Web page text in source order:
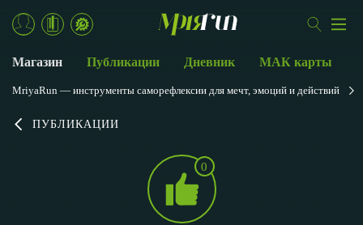
ПУБЛИКАЦИИ
0
Магазин Публикации Дневник МАК карты
MriyaRun — инструменты саморефлексии для мечт, эмоций и действий